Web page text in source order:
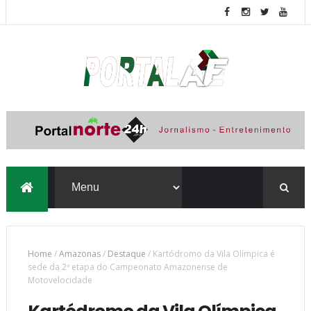
Home /Amazonas/ Destaque / Kartódromo da Vila Olímpica é
sede da 2ª etapa do Campeonato Amazonense de
Motovelocidade